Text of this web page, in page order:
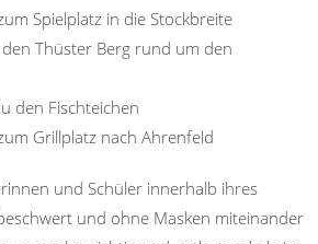
Spielplatz in die Stockbreite
Thüster Berg rund um den
den Fischteichen
Grillplatz nach Ahrenfeld
und Schüler innerhalb ihres
und ohne Masken miteinander